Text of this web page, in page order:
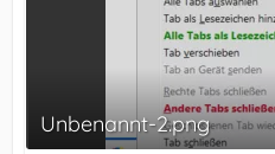
Unbenannt-2.png